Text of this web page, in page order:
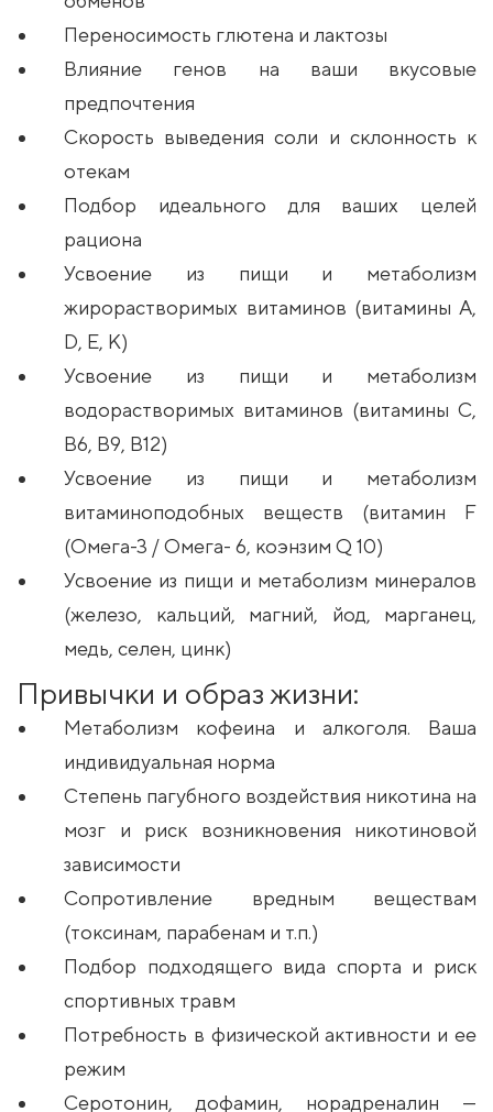
Переносимость глютена и лактозы
Влияние генов на ваши вкусовые
предпочтения
Скорость выведения соли и склонность к
отекам
Подбор идеального для ваших целей
рациона
Усвоение из пищи и метаболизм
жирорастворимых витаминов (витамины А,
D, Е, К)
Усвоение из пищи и метаболизм
водорастворимых витаминов (витамины С,
В6, В9, В12)
Усвоение из пищи и метаболизм
витаминоподобных веществ (витамин F
(Омега-3 / Омега- 6, коэнзим Q 10)
Усвоение из пищи и метаболизм минералов
(железо, кальций, магний, йод, марганец,
медь, селен, цинк)
Привычки и образ жизни:
Метаболизм кофеина и алкоголя. Ваша
индивидуальная норма
Степень пагубного воздействия никотина на
мозг и риск возникновения никотиновой
зависимости
Сопротивление вредным веществам
(токсинам, парабенам и т.п.)
Подбор подходящего вида спорта и риск
спортивных травм
Потребность в физической активности и ее
режим
Серотонин, дофамин, норадреналин —